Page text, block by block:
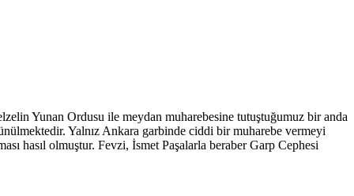
Yunan Ordusu ile meydan muharebesine tutuştuğumuz bir anda
Yalnız Ankara garbinde ciddi bir muharebe vermeyi
hasıl olmuştur. Fevzi, İsmet Paşalarla beraber Garp Cephesi